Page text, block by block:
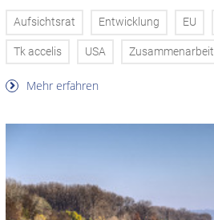
Aufsichtsrat Entwicklung EU
Tk accelis USA Zusammenarbeit
Mehr erfahren